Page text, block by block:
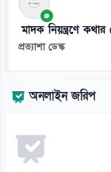
১২
ভিনিসিয়ুসকে
০৬ আগস্ট
১৩
১৪
মাদক নিয়ন্ত্রণে
প্রত্যাশা ডেস্ক
অনলাইন জরিপ